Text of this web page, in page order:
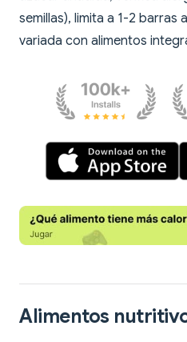
semillas), limita a 1-2 barras
variada con alimentos
Alimentos